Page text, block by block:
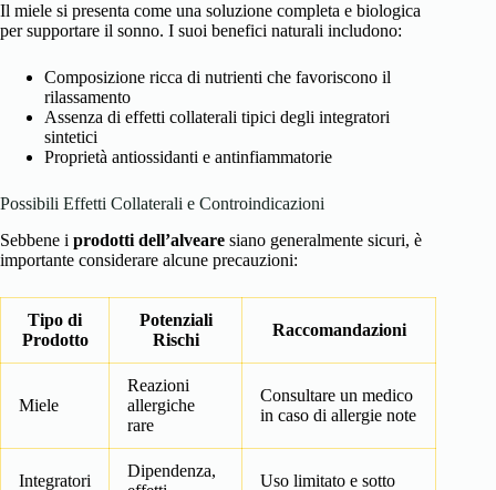
Il miele si presenta come una soluzione completa e biologica
per supportare il sonno. I suoi benefici naturali includono:
Composizione ricca di nutrienti che favoriscono il
rilassamento
Assenza di effetti collaterali tipici degli integratori
sintetici
Proprietà antiossidanti e antinfiammatorie
Possibili Effetti Collaterali e Controindicazioni
Sebbene i prodotti dell’alveare siano generalmente sicuri, è
importante considerare alcune precauzioni:
Tipo di
Prodotto
Potenziali
Rischi
Raccomandazioni
Miele
Reazioni
allergiche
rare
Consultare un medico
in caso di allergie note
Integratori
Dipendenza,
Uso limitato e sotto